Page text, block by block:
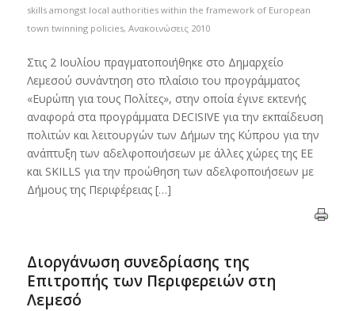
skills amongst local authorities within the framework of European
town twinning policies, Ανακοινώσεις 2010
Στις 2 Ιουλίου πραγματοποιήθηκε στο Δημαρχείο
Λεμεσού συνάντηση στο πλαίσιο του προγράμματος
«Ευρώπη για τους Πολίτες», στην οποία έγινε εκτενής
αναφορά στα προγράμματα DECISIVE για την εκπαίδευση
πολιτών και λειτουργών των Δήμων της Κύπρου για την
ανάπτυξη των αδελφοποιήσεων με άλλες χώρες της ΕΕ
και SKILLS για την προώθηση των αδελφοποιήσεων με
Δήμους της Περιφέρειας […]
Διοργάνωση συνεδρίασης της
Επιτροπής των Περιφερειών στη
Λεμεσό